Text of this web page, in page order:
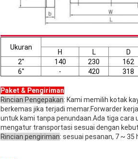
Ukuran
H
L D
2"
140 230 162
6"
- 420 318
Paket & Pengiriman
Rincian Pengepakan: Kami memilih kotak
berkemas jika terjadi memar.Forwarder
untuk kami tanpa penundaan.Ada tiga cara
mengatur transportasi sesuai dengan
Rincian pengiriman: sesuai pesanan, 7 ~ 35